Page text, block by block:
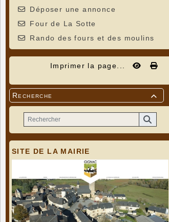
Déposer une annonce
Four de La Sotte
Rando des fours et des moulins
Imprimer la page...

Recherche
SITE DE LA MAIRIE